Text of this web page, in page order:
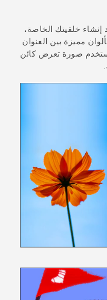
خلفيتك الخاصة،
مميزة بين العنوان
صورة تعرض كائن